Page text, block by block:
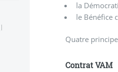
la
le Bénéfice
Quatre
Contrat VAM
|